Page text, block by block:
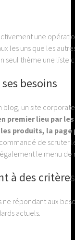
une
les uns que les
seul thème une liste
besoins
un site
premier lieu par
produits, la page
de scruter
le menu
à des
ne répondant aux
actuels.